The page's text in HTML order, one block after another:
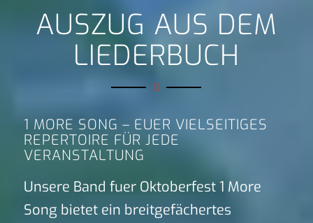
AUSZUG AUS DEM
LIEDERBUCH
1 MORE SONG – EUER VIELSEITIGES
REPERTOIRE FÜR JEDE
VERANSTALTUNG
Unsere Band fuer Oktoberfest 1 More
Song bietet ein breitgefächertes